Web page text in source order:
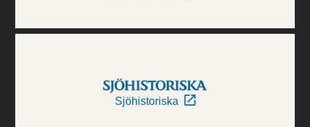
Sjöhistoriska